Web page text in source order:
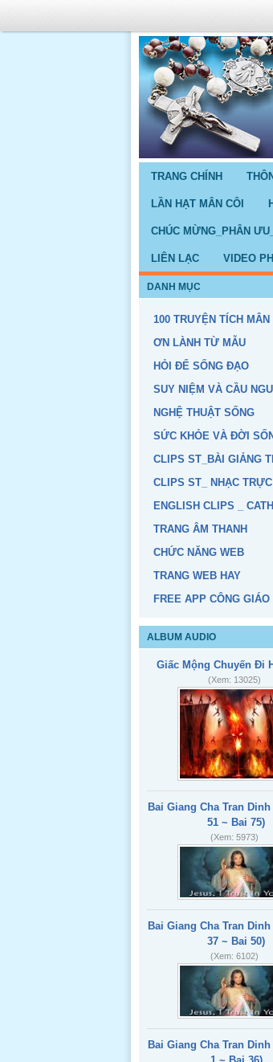
TRANG CHÍNH
LẦN HẠT MÂN CÔI
CHÚC MỪNG_PHÂN
LIÊN LẠC VIDEO
DANH MỤC
100 TRUYỆN TÍCH MÂN
ƠN LÀNH TỪ MẪU
HỎI ĐỂ SỐNG ĐẠO
SUY NIỆM VÀ CẦU
NGHỆ THUẬT SỐNG
SỨC KHỎE VÀ ĐỜI
CLIPS ST_ NHẠC
TRANG ÂM THANH
CHỨC NĂNG WEB
TRANG WEB HAY
ALBUM AUDIO
Giấc Mộng Chuyến Đi
(Xem: 13025)
Bai Giang Cha Tran
51 ~ Bai 75)
(Xem: 5973)
Bai Giang Cha Tran
37 ~ Bai 50)
(Xem: 6102)
Bai Giang Cha Tran